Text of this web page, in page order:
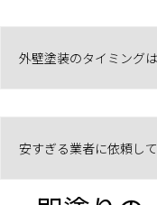
外壁塗装のタイミング
安すぎる業者に依頼し